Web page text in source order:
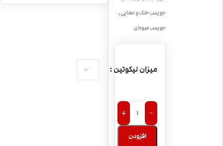
جویس خنک و نعنایی,
جویس میوه‌ای
میزان نیکوتین
-
+
افزودن
UniChew